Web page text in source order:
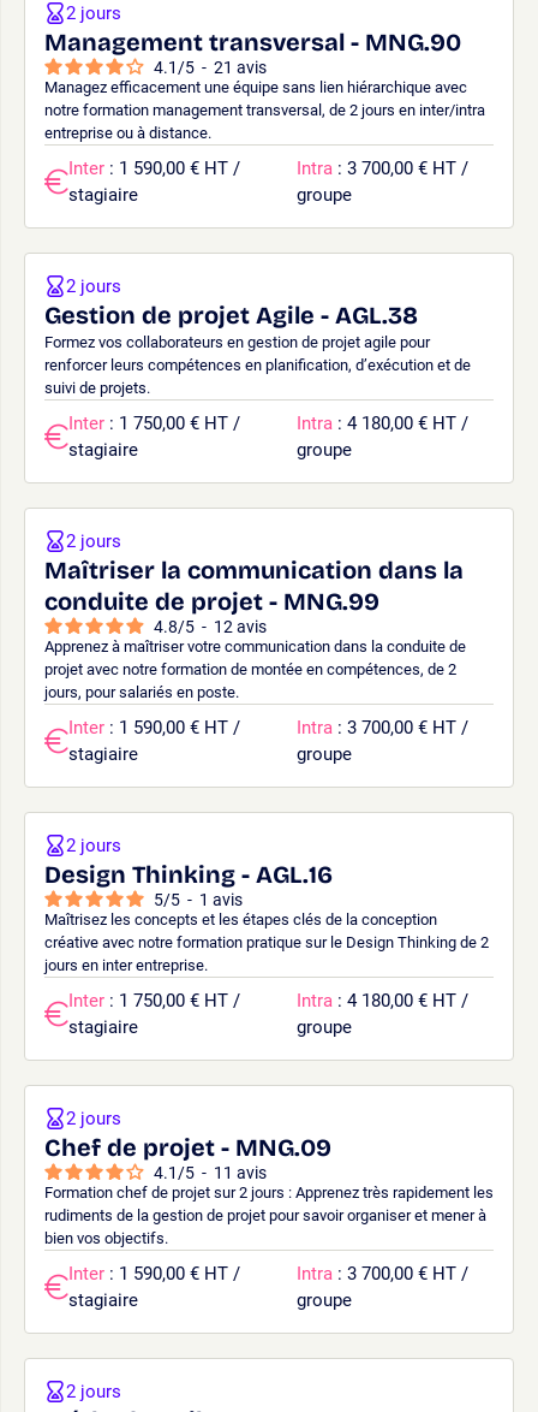
Management transversal - MNG.90
4.1 /5 - 21 avis
Managez efficacement une équipe sans lien hiérarchique avec
notre formation management transversal, de 2 jours en inter/intra
entreprise ou à distance.
2 jours
Inter : 1 590,00 € HT /
stagiaire
Intra : 3 700,00 € HT /
groupe
Gestion de projet Agile - AGL.38
Formez vos collaborateurs en gestion de projet agile pour
renforcer leurs compétences en planification, d’exécution et de
suivi de projets.
2 jours
Inter : 1 750,00 € HT /
stagiaire
Intra : 4 180,00 € HT /
groupe
Maîtriser la communication dans la
conduite de projet - MNG.99
4.8/5 - 12 avis
Apprenez à maîtriser votre communication dans la conduite de
projet avec notre formation de montée en compétences, de 2
jours, pour salariés en poste.
2 jours
Inter : 1 590,00 € HT /
stagiaire
Intra : 3 700,00 € HT /
groupe
Design Thinking - AGL.16
5/5 - 1 avis
Maîtrisez les concepts et les étapes clés de la conception
créative avec notre formation pratique sur le Design Thinking de 2
jours en inter entreprise.
2 jours
Inter : 1 750,00 € HT /
stagiaire
Intra : 4 180,00 € HT /
groupe
Chef de projet - MNG.09
4.1 /5 - 11 avis
Formation chef de projet sur 2 jours : Apprenez très rapidement les
rudiments de la gestion de projet pour savoir organiser et mener à
bien vos objectifs.
2 jours
Inter : 1 590,00 € HT /
stagiaire
Intra : 3 700,00 € HT /
groupe
2 jours